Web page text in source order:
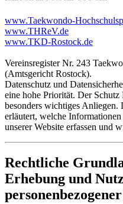
www.Taekwondo-
www.THReV.de
www.TKD-Rostock.de
Vereinsregister Nr. 243
(Amtsgericht Rostock).
Datenschutz und
eine hohe Priorität. Der
besonders wichtiges Anliegen.
erläutert, welche
unserer Website erfassen und
Rechtliche
Erhebung und